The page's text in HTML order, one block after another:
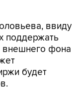
ввиду
поддержать
внешнего фона
будет